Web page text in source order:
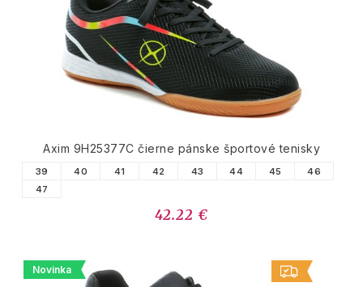
PODOBNÉ PRODUKTY
Axim 9H25377C čierne pánske športové tenisky
39 40 41 42 43 44 45
46
47
42.22 €
Novinka